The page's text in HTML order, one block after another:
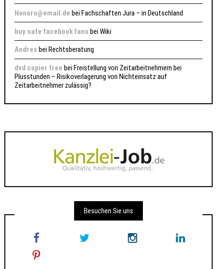
Honoro@email.de beiFachschaften Jura – in Deutschland
buy safe facebook fans beiWiki
Andres beiRechtsberatung
dvd copier free beiFreistellung von Zeitarbeitnehmern bei
Plusstunden – Risikoverlagerung von Nichteinsatz auf
Zeitarbeitnehmer zulässig?
Besuchen Sie uns